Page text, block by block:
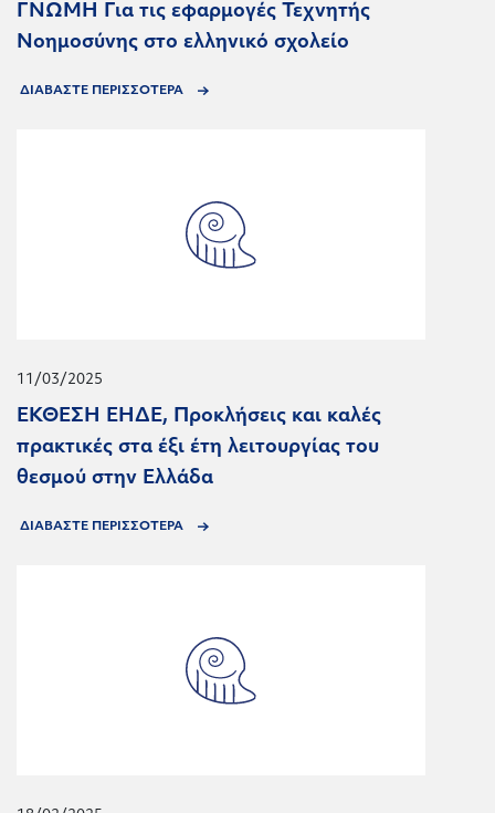
ΓΝΩΜΗ Για τις εφαρμογές Τεχνητής
Νοημοσύνης στο ελληνικό σχολείο
ΔΙΑΒΑΣΤΕ ΠΕΡΙΣΣΟΤΕΡΑ
11/03/2025
ΕΚΘΕΣΗ ΕΗΔΕ, Προκλήσεις και καλές
πρακτικές στα έξι έτη λειτουργίας του
θεσμού στην Ελλάδα
ΔΙΑΒΑΣΤΕ ΠΕΡΙΣΣΟΤΕΡΑ